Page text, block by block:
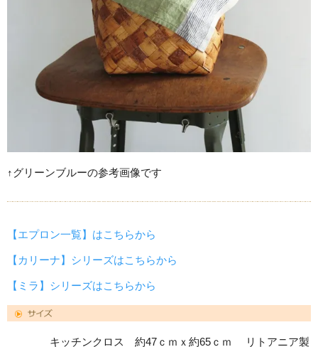
↑グリーンブルーの参考画像です
【エプロン一覧】はこちらから
【カリーナ】シリーズはこちらから
【ミラ】シリーズはこちらから
キッチンクロス 約47ｃｍｘ約65ｃｍ リトアニア製